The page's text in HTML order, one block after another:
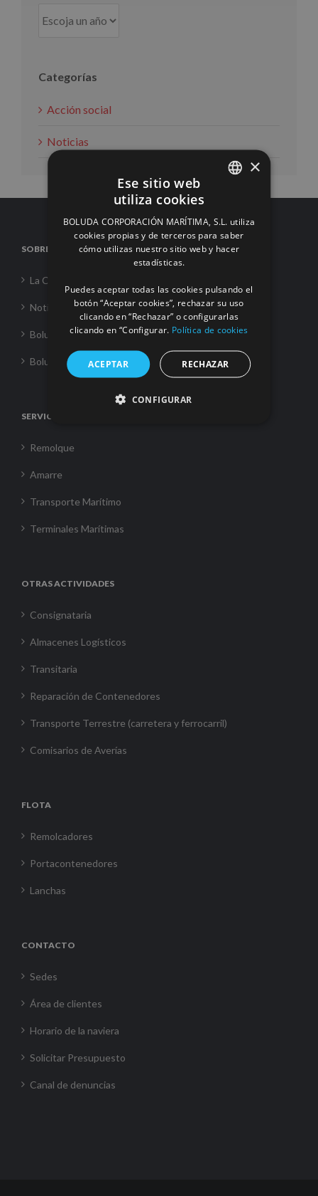
Categorías
Acción social
Noticias
SOBRE NOSOTROS
La Corporación
Noticias
Boluda Towage
Boluda Shipping
SERVICIOS
Remolque
Amarre
Transporte Marítimo
Terminales Marítimas
OTRAS ACTIVIDADES
Consignataria
Almacenes Logísticos
Transitaria
Reparación de Contenedores
Transporte Terrestre (carretera y ferrocarril)
Comisarios de Averías
FLOTA
Remolcadores
Portacontenedores
Lanchas
CONTACTO
Sedes
Área de clientes
Horario de la naviera
Solicitar Presupuesto
Canal de denuncias
ENGLISH
FRENCH
×
Ese sitio web
utiliza cookies
BOLUDA CORPORACIÓN MARÍTIMA, S.L. utiliza
cookies propias y de terceros para saber
cómo utilizas nuestro sitio web y hacer
estadísticas.
Puedes aceptar todas las cookies pulsando el
botón “Aceptar cookies”, rechazar su uso
clicando en “Rechazar” o configurarlas
clicando en “Configurar. Política de cookies
ACEPTAR RECHAZAR
CONFIGURAR